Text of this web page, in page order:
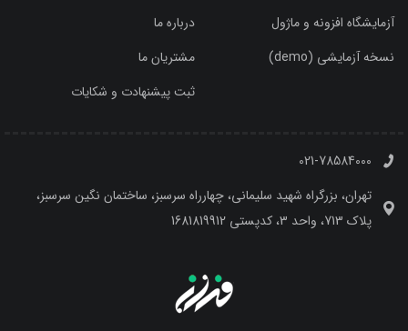
آزمایشگاه افزونه و ماژول
نسخه آزمایشی (demo)
درباره ما
مشتریان ما
ثبت پیشنهادت و شکایات
021-78584000
تهران، بزرگراه شهید سلیمانی، چهارراه سرسبز، ساختمان نگین سرسبز،
پلاک 713، واحد 3، کدپستی 1681819912